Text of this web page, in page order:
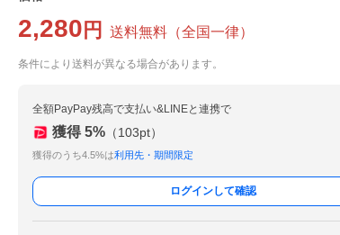
2,280 円 送料無料 （全国一律）
条件により送料が異なる場合があります。
全額PayPay残高で支払い&LINEと連携で
獲得 5% （103pt）
獲得のうち4.5%は利用先・期間限定
ログインして確認